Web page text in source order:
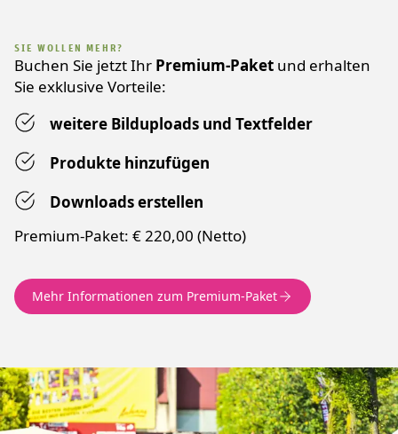
SIE WOLLEN MEHR?
Buchen Sie jetzt Ihr Premium-Paket und erhalten
Sie exklusive Vorteile:
weitere Bilduploads und Textfelder
Produkte hinzufügen
Downloads erstellen
Premium-Paket: € 220,00 (Netto)
Mehr Informationen zum Premium-Paket